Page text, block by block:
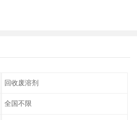
回收废溶剂
全国不限